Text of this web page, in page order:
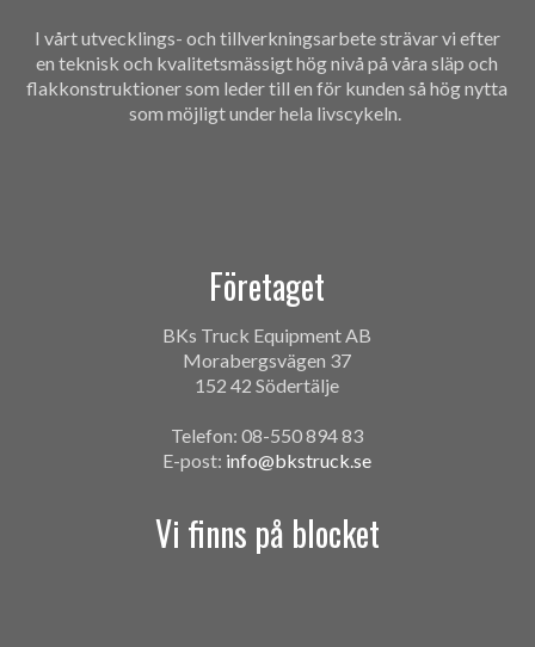
I vårt utvecklings- och tillverkningsarbete strävar vi efter
en teknisk och kvalitetsmässigt hög nivå på våra släp och
flakkonstruktioner som leder till en för kunden så hög nytta
som möjligt under hela livscykeln.
Företaget
BKs Truck Equipment AB
Morabergsvägen 37
152 42 Södertälje
Telefon: 08-550 894 83
E-post: info@bkstruck.se
Vi finns på blocket